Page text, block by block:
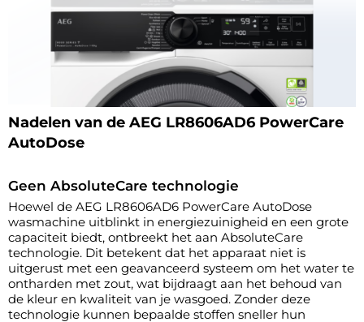
Nadelen van de AEG LR8606AD6 PowerCare
AutoDose
Geen AbsoluteCare technologie
Hoewel de AEG LR8606AD6 PowerCare AutoDose
wasmachine uitblinkt in energiezuinigheid en een grote
capaciteit biedt, ontbreekt het aan AbsoluteCare
technologie. Dit betekent dat het apparaat niet is
uitgerust met een geavanceerd systeem om het water te
ontharden met zout, wat bijdraagt aan het behoud van
de kleur en kwaliteit van je wasgoed. Zonder deze
technologie kunnen bepaalde stoffen sneller hun